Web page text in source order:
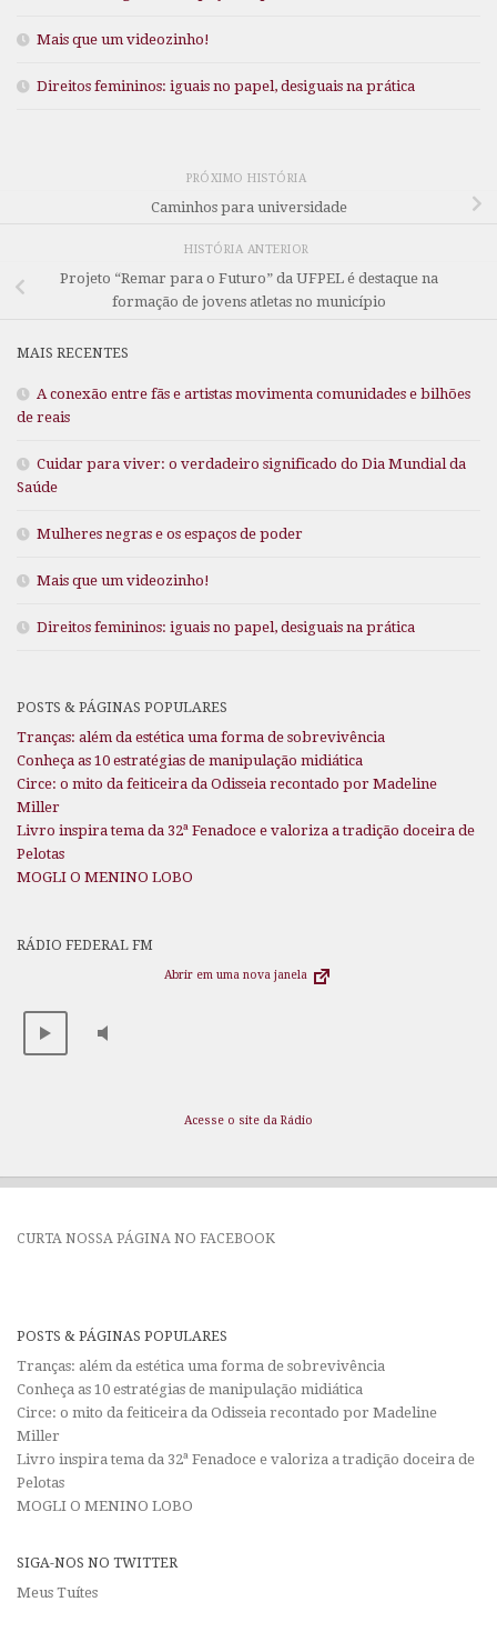
Mais que um videozinho!
Direitos femininos: iguais no papel, desiguais na prática
PRÓXIMO HISTÓRIA
Caminhos para universidade
HISTÓRIA ANTERIOR
Projeto “Remar para o Futuro” da UFPEL é destaque na
formação de jovens atletas no município
MAIS RECENTES
A conexão entre fãs e artistas movimenta comunidades e bilhões
de reais
Cuidar para viver: o verdadeiro significado do Dia Mundial da
Saúde
Mulheres negras e os espaços de poder
Mais que um videozinho!
Direitos femininos: iguais no papel, desiguais na prática
POSTS & PÁGINAS POPULARES
Tranças: além da estética uma forma de sobrevivência
Conheça as 10 estratégias de manipulação midiática
Circe: o mito da feiticeira da Odisseia recontado por Madeline
Miller
Livro inspira tema da 32ª Fenadoce e valoriza a tradição doceira de
Pelotas
MOGLI O MENINO LOBO
RÁDIO FEDERAL FM
Abrir em uma nova janela
Acesse o site da Rádio
CURTA NOSSA PÁGINA NO FACEBOOK
POSTS & PÁGINAS POPULARES
Tranças: além da estética uma forma de sobrevivência
Conheça as 10 estratégias de manipulação midiática
Circe: o mito da feiticeira da Odisseia recontado por Madeline
Miller
Livro inspira tema da 32ª Fenadoce e valoriza a tradição doceira de
Pelotas
MOGLI O MENINO LOBO
SIGA-NOS NO TWITTER
Meus Tuítes